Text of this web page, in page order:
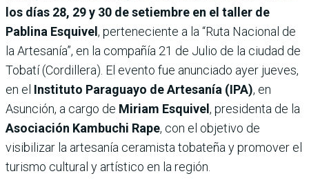
los días 28, 29 y 30 de setiembre en el taller de
Pablina Esquivel , perteneciente a la “Ruta Nacional de
la Artesanía”, en la compañía 21 de Julio de la ciudad de
Tobatí (Cordillera). El evento fue anunciado ayer jueves,
en el Instituto Paraguayo de Artesanía (IPA), en
Asunción, a cargo de Miriam Esquivel , presidenta de la
Asociación Kambuchi Rape, con el objetivo de
visibilizar la artesanía ceramista tobateña y promover el
turismo cultural y artístico en la región.